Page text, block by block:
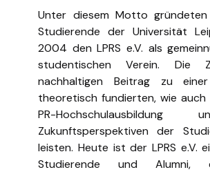
Unter diesem Motto gründeten
Studierende der Universität
2004 den LPRS e.V. als
studentischen Verein. Die
nachhaltigen Beitrag zu
theoretisch fundierten, wie auch
PR-
Zukunftsperspektiven der
leisten. Heute ist der LPRS e.V.
Studierende und Alumni,